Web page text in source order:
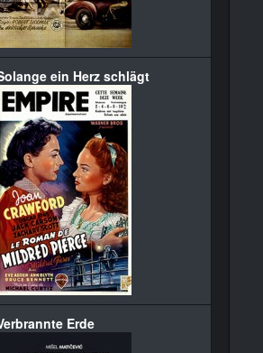
ein Herz schlägt
Erde